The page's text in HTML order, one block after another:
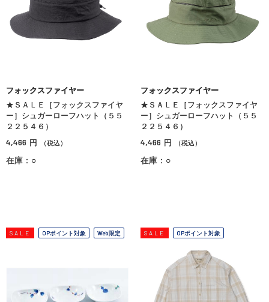
フォックスファイヤー
★ＳＡＬＥ［フォックスファイヤ
ー］シュガーローフハット（５５
２２５４６）
4,466 円 （税込）
在庫：○
フォックスファイヤー
★ＳＡＬＥ［フォックスファイヤ
ー］シュガーローフハット（５５
２２５４６）
4,466 円 （税込）
在庫：○
SALE OPポイント対象 Web限定 SALE OPポイント対象